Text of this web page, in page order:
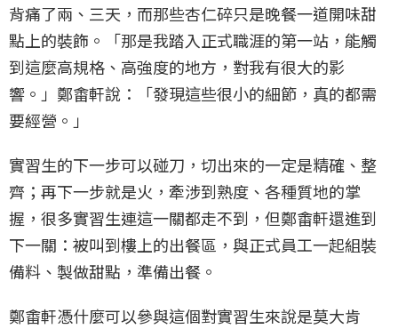
背痛了兩、三天，而那些杏仁碎只是晚餐一道開味甜
點上的裝飾。「那是我踏入正式職涯的第一站，能觸
到這麼高規格、高強度的地方，對我有很大的影
響。」鄭畬軒說：「發現這些很小的細節，真的都需
要經營。」
實習生的下一步可以碰刀，切出來的一定是精確、整
齊；再下一步就是火，牽涉到熟度、各種質地的掌
握，很多實習生連這一關都走不到，但鄭畬軒還進到
下一關：被叫到樓上的出餐區，與正式員工一起組裝
備料、製做甜點，準備出餐。
鄭畬軒憑什麼可以參與這個對實習生來說是莫大肯